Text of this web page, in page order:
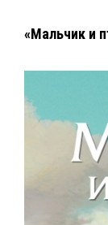
«Мальчик и